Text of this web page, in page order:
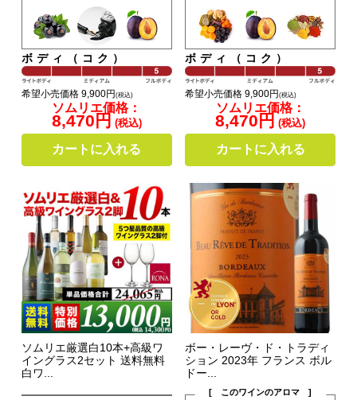
ボディ（コク）
希望小売価格 9,900円(税込)
ソムリエ価格：
8,470円 (税込)
カートに入れる
ボディ（コク）
希望小売価格 9,900円(税込)
ソムリエ価格：
8,470円 (税込)
カートに入れる
ソムリエ厳選白10本+高級ワ
イングラス2セット 送料無料
白ワ...
ボー・レーヴ・ド・トラディ
ション 2023年 フランス ボル
ドー...
[ このワインのアロマ ]